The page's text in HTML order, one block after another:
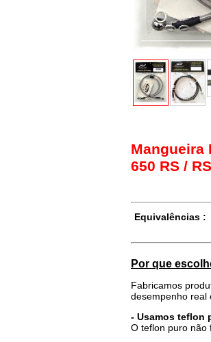
Mangueira
650 RS /
Equivalências :
Por que
Fabricamos
desempenho real
- Usamos teflon
O teflon puro não